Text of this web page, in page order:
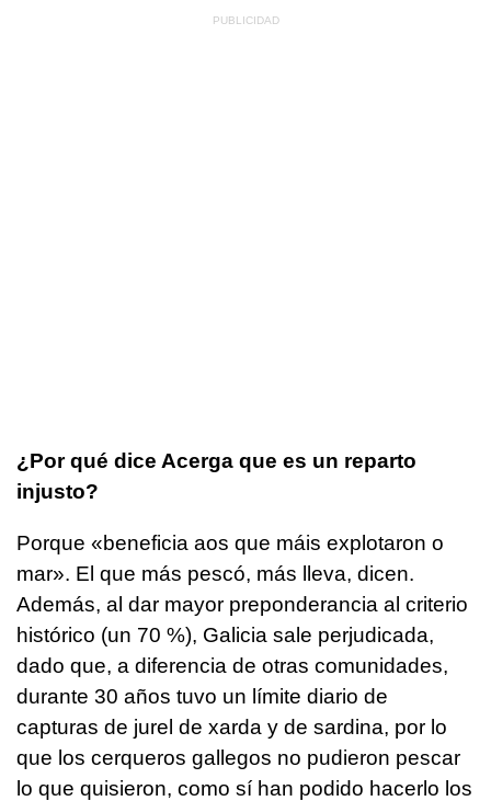
¿Por qué dice Acerga que es un reparto
injusto?
Porque «beneficia aos que máis explotaron o
mar». El que más pescó, más lleva, dicen.
Además, al dar mayor preponderancia al criterio
histórico (un 70 %), Galicia sale perjudicada,
dado que, a diferencia de otras comunidades,
durante 30 años tuvo un límite diario de
capturas de jurel de xarda y de sardina, por lo
que los cerqueros gallegos no pudieron pescar
lo que quisieron, como sí han podido hacerlo los